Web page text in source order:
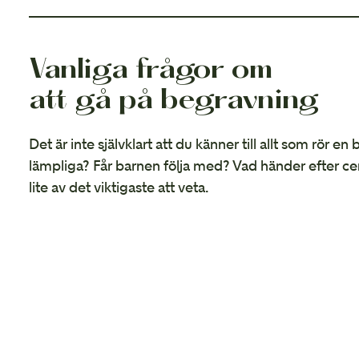
Vanliga frågor om
att gå på begravning
Det är inte självklart att du känner till allt som rör en
lämpliga? Får barnen följa med? Vad händer efter
lite av det viktigaste att veta.